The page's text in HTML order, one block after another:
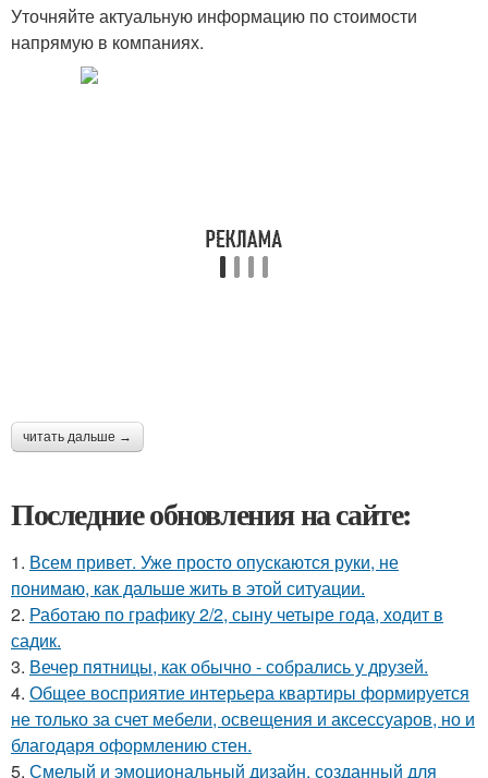
Уточняйте актуальную информацию по стоимости
напрямую в компаниях.
читать дальше →
Последние обновления на сайте:
1. Всем привет. Уже просто опускаются руки, не
понимаю, как дальше жить в этой ситуации.
2. Работаю по графику 2/2, сыну четыре года, ходит в
садик.
3. Вечер пятницы, как обычно - собрались у друзей.
4. Общее восприятие интерьера квартиры формируется
не только за счет мебели, освещения и аксессуаров, но и
благодаря оформлению стен.
5. Смелый и эмоциональный дизайн, созданный для